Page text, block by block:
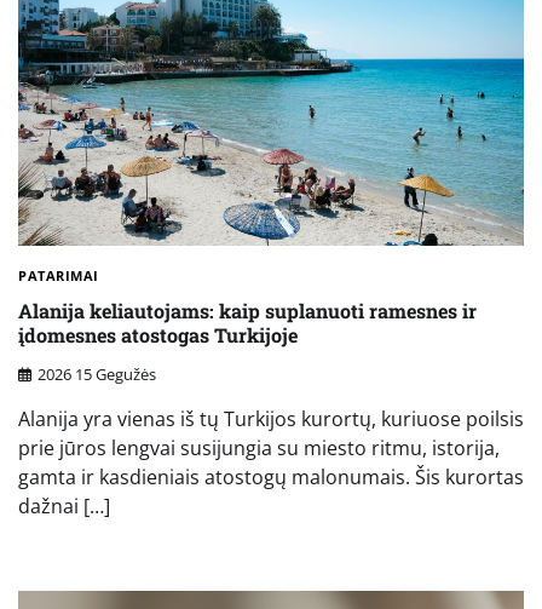
PATARIMAI
Alanija keliautojams: kaip suplanuoti ramesnes ir
įdomesnes atostogas Turkijoje
2026 15 Gegužės
Alanija yra vienas iš tų Turkijos kurortų, kuriuose poilsis
prie jūros lengvai susijungia su miesto ritmu, istorija,
gamta ir kasdieniais atostogų malonumais. Šis kurortas
dažnai […]